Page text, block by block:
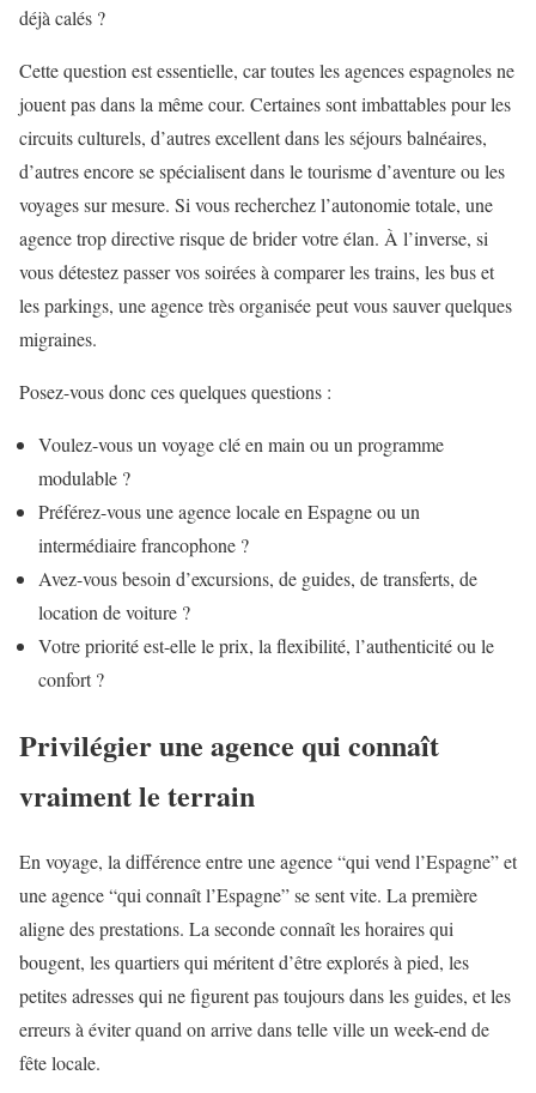
déjà calés ?
Cette question est essentielle, car toutes les agences espagnoles ne
jouent pas dans la même cour. Certaines sont imbattables pour les
circuits culturels, d’autres excellent dans les séjours balnéaires,
d’autres encore se spécialisent dans le tourisme d’aventure ou les
voyages sur mesure. Si vous recherchez l’autonomie totale, une
agence trop directive risque de brider votre élan. À l’inverse, si
vous détestez passer vos soirées à comparer les trains, les bus et
les parkings, une agence très organisée peut vous sauver quelques
migraines.
Posez-vous donc ces quelques questions :
Voulez-vous un voyage clé en main ou un programme
modulable ?
Préférez-vous une agence locale en Espagne ou un
intermédiaire francophone ?
Avez-vous besoin d’excursions, de guides, de transferts, de
location de voiture ?
Votre priorité est-elle le prix, la flexibilité, l’authenticité ou le
confort ?
Privilégier une agence qui connaît
vraiment le terrain
En voyage, la différence entre une agence “qui vend l’Espagne” et
une agence “qui connaît l’Espagne” se sent vite. La première
aligne des prestations. La seconde connaît les horaires qui
bougent, les quartiers qui méritent d’être explorés à pied, les
petites adresses qui ne figurent pas toujours dans les guides, et les
erreurs à éviter quand on arrive dans telle ville un week-end de
fête locale.